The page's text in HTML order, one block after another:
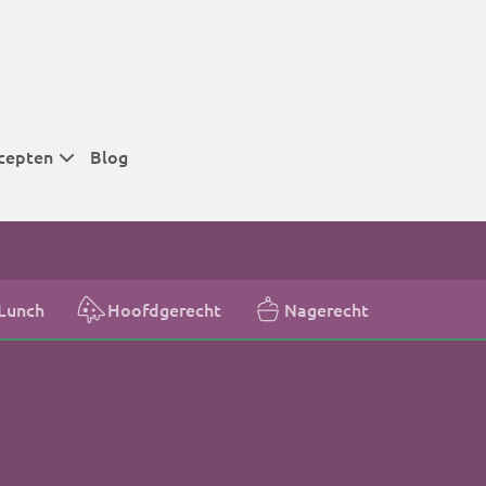
tijden
tijden
Blog
Hoofdgerecht Nagerecht